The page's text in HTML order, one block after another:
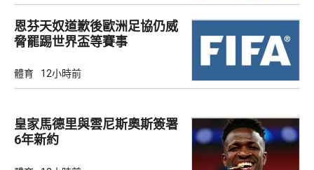
恩芬天奴道歉後歐洲足協仍威
脅罷踢世界盃等賽事
體育 12小時前
皇家馬德里與雲尼斯奧斯簽署
6年新約